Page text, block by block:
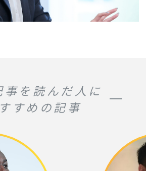
事を読んだ人に
すめの記事